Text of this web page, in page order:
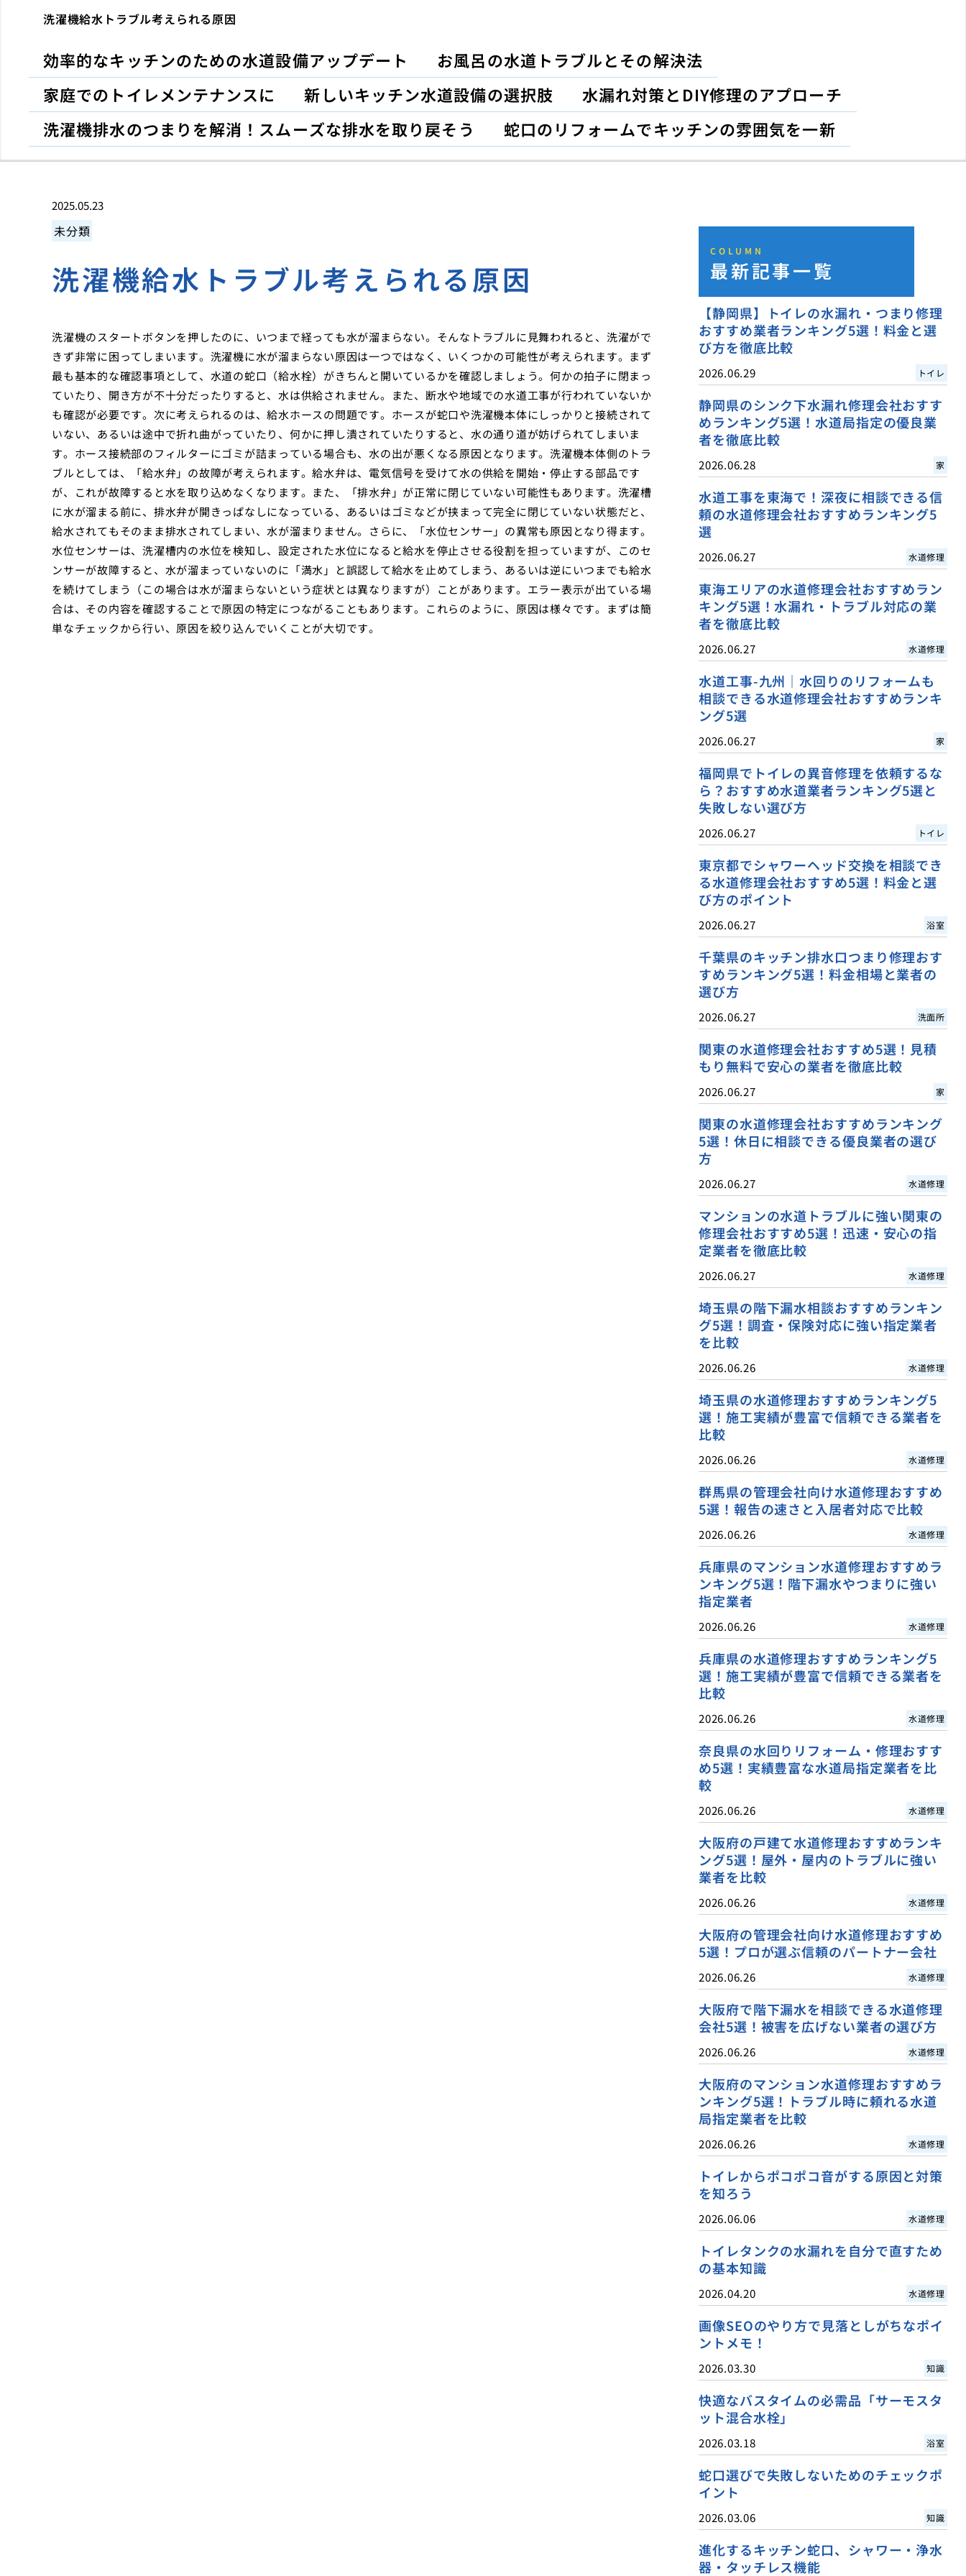
洗濯機給水トラブル考えられる原因
効率的なキッチンのための水道設備アップデート
お風呂の水道トラブルとその解決法
家庭でのトイレメンテナンスに
新しいキッチン水道設備の選択肢
水漏れ対策とDIY修理のアプローチ
洗濯機排水のつまりを解消！スムーズな排水を取り戻そう
蛇口のリフォームでキッチンの雰囲気を一新
2025.05.23
未分類
洗濯機給水トラブル考えられる原因
洗濯機のスタートボタンを押したのに、いつまで経っても水が溜まらない。そんなトラブルに見舞われると、洗濯がで
きず非常に困ってしまいます。洗濯機に水が溜まらない原因は一つではなく、いくつかの可能性が考えられます。まず
最も基本的な確認事項として、水道の蛇口（給水栓）がきちんと開いているかを確認しましょう。何かの拍子に閉まっ
ていたり、開き方が不十分だったりすると、水は供給されません。また、断水や地域での水道工事が行われていないか
も確認が必要です。次に考えられるのは、給水ホースの問題です。ホースが蛇口や洗濯機本体にしっかりと接続されて
いない、あるいは途中で折れ曲がっていたり、何かに押し潰されていたりすると、水の通り道が妨げられてしまいま
す。ホース接続部のフィルターにゴミが詰まっている場合も、水の出が悪くなる原因となります。洗濯機本体側のトラ
ブルとしては、「給水弁」の故障が考えられます。給水弁は、電気信号を受けて水の供給を開始・停止する部品です
が、これが故障すると水を取り込めなくなります。また、「排水弁」が正常に閉じていない可能性もあります。洗濯槽
に水が溜まる前に、排水弁が開きっぱなしになっている、あるいはゴミなどが挟まって完全に閉じていない状態だと、
給水されてもそのまま排水されてしまい、水が溜まりません。さらに、「水位センサー」の異常も原因となり得ます。
水位センサーは、洗濯槽内の水位を検知し、設定された水位になると給水を停止させる役割を担っていますが、このセ
ンサーが故障すると、水が溜まっていないのに「満水」と誤認して給水を止めてしまう、あるいは逆にいつまでも給水
を続けてしまう（この場合は水が溜まらないという症状とは異なりますが）ことがあります。エラー表示が出ている場
合は、その内容を確認することで原因の特定につながることもあります。これらのように、原因は様々です。まずは簡
単なチェックから行い、原因を絞り込んでいくことが大切です。
COLUMN
最新記事一覧
【静岡県】トイレの水漏れ・つまり修理
おすすめ業者ランキング5選！料金と選
び方を徹底比較
2026.06.29 トイレ
静岡県のシンク下水漏れ修理会社おすす
めランキング5選！水道局指定の優良業
者を徹底比較
2026.06.28 家
水道工事を東海で！深夜に相談できる信
頼の水道修理会社おすすめランキング5
選
2026.06.27 水道修理
東海エリアの水道修理会社おすすめラン
キング5選！水漏れ・トラブル対応の業
者を徹底比較
2026.06.27 水道修理
水道工事-九州｜水回りのリフォームも
相談できる水道修理会社おすすめランキ
ング5選
2026.06.27 家
福岡県でトイレの異音修理を依頼するな
ら？おすすめ水道業者ランキング5選と
失敗しない選び方
2026.06.27 トイレ
東京都でシャワーヘッド交換を相談でき
る水道修理会社おすすめ5選！料金と選
び方のポイント
2026.06.27 浴室
千葉県のキッチン排水口つまり修理おす
すめランキング5選！料金相場と業者の
選び方
2026.06.27 洗面所
関東の水道修理会社おすすめ5選！見積
もり無料で安心の業者を徹底比較
2026.06.27 家
関東の水道修理会社おすすめランキング
5選！休日に相談できる優良業者の選び
方
2026.06.27 水道修理
マンションの水道トラブルに強い関東の
修理会社おすすめ5選！迅速・安心の指
定業者を徹底比較
2026.06.27 水道修理
埼玉県の階下漏水相談おすすめランキン
グ5選！調査・保険対応に強い指定業者
を比較
2026.06.26 水道修理
埼玉県の水道修理おすすめランキング5
選！施工実績が豊富で信頼できる業者を
比較
2026.06.26 水道修理
群馬県の管理会社向け水道修理おすすめ
5選！報告の速さと入居者対応で比較
2026.06.26 水道修理
兵庫県のマンション水道修理おすすめラ
ンキング5選！階下漏水やつまりに強い
指定業者
2026.06.26 水道修理
兵庫県の水道修理おすすめランキング5
選！施工実績が豊富で信頼できる業者を
比較
2026.06.26 水道修理
奈良県の水回りリフォーム・修理おすす
め5選！実績豊富な水道局指定業者を比
較
2026.06.26 水道修理
大阪府の戸建て水道修理おすすめランキ
ング5選！屋外・屋内のトラブルに強い
業者を比較
2026.06.26 水道修理
大阪府の管理会社向け水道修理おすすめ
5選！プロが選ぶ信頼のパートナー会社
2026.06.26 水道修理
大阪府で階下漏水を相談できる水道修理
会社5選！被害を広げない業者の選び方
2026.06.26 水道修理
大阪府のマンション水道修理おすすめラ
ンキング5選！トラブル時に頼れる水道
局指定業者を比較
2026.06.26 水道修理
トイレからポコポコ音がする原因と対策
を知ろう
2026.06.06 水道修理
トイレタンクの水漏れを自分で直すため
の基本知識
2026.04.20 水道修理
画像SEOのやり方で見落としがちなポイ
ントメモ！
2026.03.30 知識
快適なバスタイムの必需品「サーモスタ
ット混合水栓」
2026.03.18 浴室
蛇口選びで失敗しないためのチェックポ
イント
2026.03.06 知識
進化するキッチン蛇口、シャワー・浄水
器・タッチレス機能